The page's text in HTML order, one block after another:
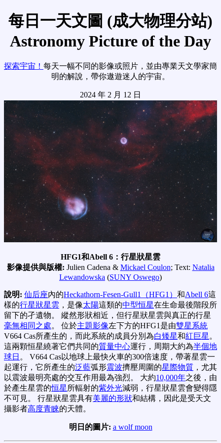
每日一天文圖 (成大物理分站)
Astronomy Picture of the Day
探索宇宙！ 每天一幅不同的影像或照片，並由專業天文學家簡
明的解說，帶你遨遊迷人的宇宙。
2024 年 2 月 12 日
HFG1和Abell 6：行星狀星雲
影像提供與版權: Julien Cadena & Mickael Coulon; Text: Natalia
Lewandowska (SUNY Oswego)
說明: 仙后座內的Heckathorn-Fesen-Gull1（HFG1） 和Abell 6這
樣的行星狀星雲 ，是像太陽這類的中型恒星在生命最後階段所
留下的孑遺物。 縱然形狀相近，但行星狀星雲與真正的行星
毫無相同之處。 位於主題影像左下方的HFG1是由雙星系統
V664 Cas所產生的，而此系統的成員分別為白矮星和紅巨星。
這兩顆恒星繞著它們共同的質量中心運行，周期大約為半個地
球日 。 V664 Cas以地球上最快火車的300倍速度，帶著星雲一
起運行，它所產生的泛藍弧形震波擠壓周圍的星際物質 ，尤其
以震波最明亮處的交互作用最為強烈。 大約10,000年之後，由
於產生星雲的恒星所輻射的紫外光減弱，行星狀星雲會變得隱
不可見。 行星狀星雲具有美麗的形狀和結構，因此是受天文
攝影者高度青睞的天體。
明日的圖片: a wolf moon